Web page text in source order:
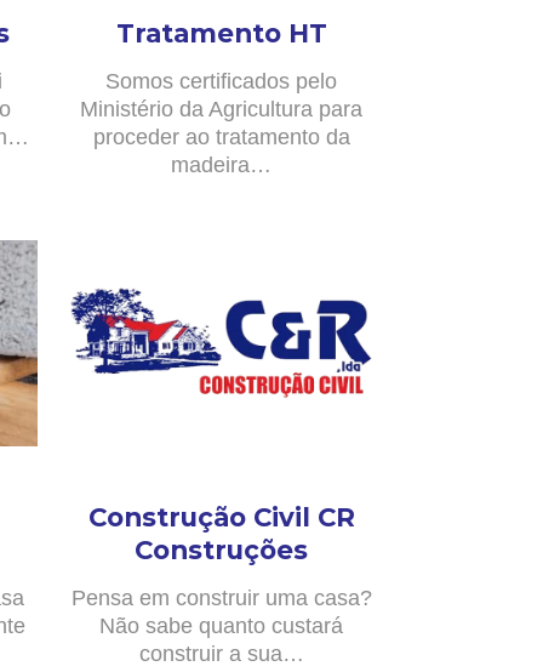
Tratamento HT
Somos certificados pelo
Ministério da Agricultura para
proceder ao tratamento da
madeira…
Construção Civil CR
Construções
Pensa em construir uma casa?
Não sabe quanto custará
construir a sua…